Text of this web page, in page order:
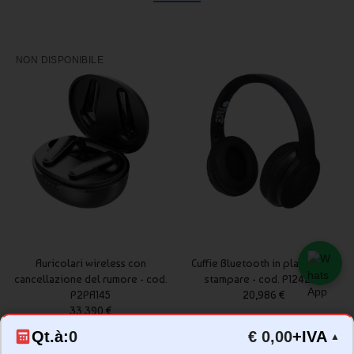
Qt.à:0 € 0,00+IVA ▲
NON DISPONIBILE
Auricolari wireless con
cancellazione del rumore - cod.
P2PA145
33,390 €
Cuffie Bluetooth in plastica da
stampare - cod. P124296
20,986 €